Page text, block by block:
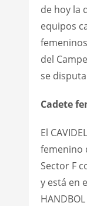
de hoy la
equipos
del
se
Cadete
El
femenino
Sector F
y está en